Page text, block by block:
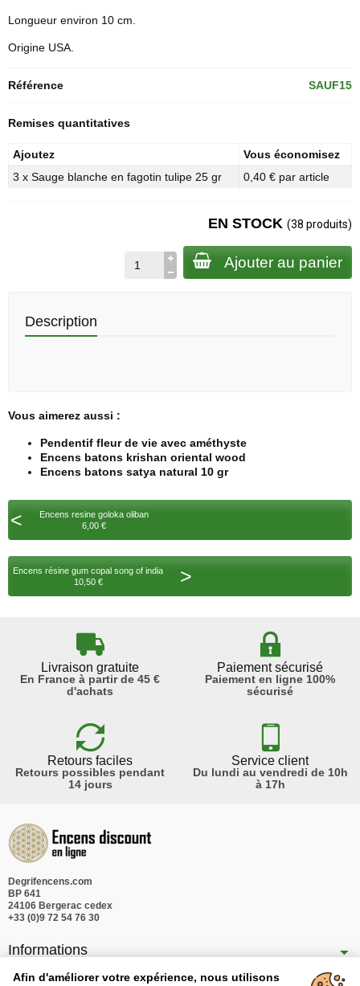
Longueur environ 10 cm.
Origine USA.
Référence SAUF15
Remises quantitatives
Ajoutez
Vous économisez
3 x Sauge blanche en fagotin tulipe 25 gr
0,40 € par article
EN STOCK (38 produits)
Ajouter au panier
Description
Vous aimerez aussi :
Pendentif fleur de vie avec améthyste
Encens batons krishan oriental wood
Encens batons satya natural 10 gr
<
Encens resine goloka oliban
6,00 €
Encens résine gum copal song of india
10,50 €
>
Livraison gratuite
En France à partir de 45 €
d'achats
Paiement sécurisé
Paiement en ligne 100%
sécurisé
Retours faciles
Retours possibles pendant
14 jours
Service client
Du lundi au vendredi de 10h
à 17h
Degrifencens.com
BP 641
24106 Bergerac cedex
+33 (0)9 72 54 76 30
Informations
Nos produits
Afin d'améliorer votre expérience, nous utilisons